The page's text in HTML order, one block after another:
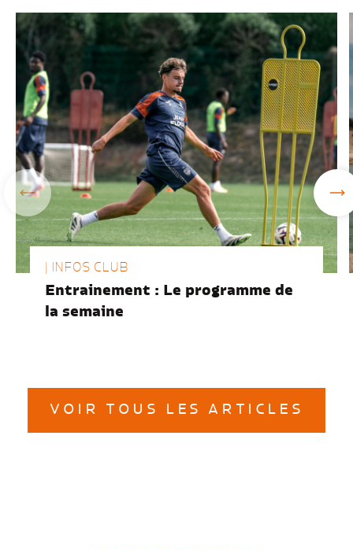
| INFOS CLUB
Entrainement : Le programme de
la semaine
VOIR TOUS LES ARTICLES